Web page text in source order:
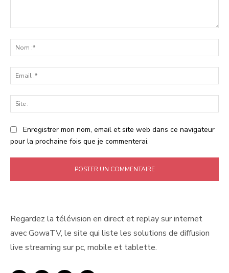
:*
:*
:
Enregistrer mon nom, email et site web dans ce navigateur
pour la prochaine fois que je commenterai.
Regardez la télévision en direct et replay sur internet
avec GowaTV, le site qui liste les solutions de diffusion
live streaming sur pc, mobile et tablette.